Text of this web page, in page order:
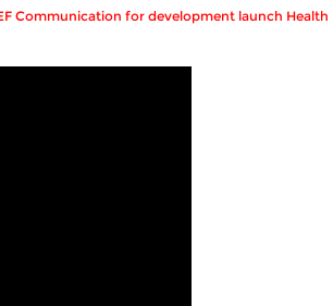
Communication for development launch